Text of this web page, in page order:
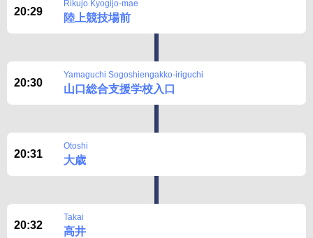
20:29
Rikujo Kyogijo-mae
陸上競技場前
20:30
Yamaguchi Sogoshiengakko-iriguchi
山口総合支援学校入口
20:31
Otoshi
大歳
20:32
Takai
高井